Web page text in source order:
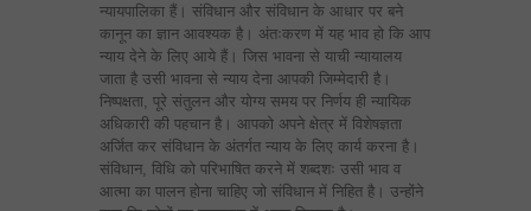
न्यायपालिका हैं। संविधान और संविधान के आधार पर बने
कानून का ज्ञान आवश्यक है। अंतःकरण में यह भाव हो कि आप
न्याय देने के लिए आये हैं। जिस भावना से याची न्यायालय
जाता है उसी भावना से न्याय देना आपकी जिम्मेदारी है।
निष्पक्षता, पूरे संतुलन और योग्य समय पर निर्णय ही न्यायिक
अधिकारी की पहचान है। आपको अपने क्षेत्र में विशेषज्ञता
अर्जित कर संविधान के अंतर्गत न्याय के लिए कार्य करना है।
संविधान, विधि को परिभाषित करने में शब्दशः उसी भाव व
आत्मा का पालन होना चाहिए जो संविधान में निहित है। उन्होंने